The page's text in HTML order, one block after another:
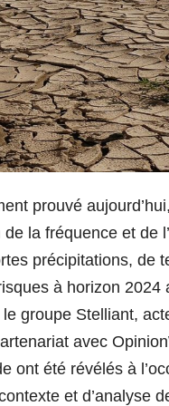
prouvé
la fréquence et de
précipitations, de
à horizon 2024
groupe Stelliant,
avec
ont été révélés à
et d’analyse